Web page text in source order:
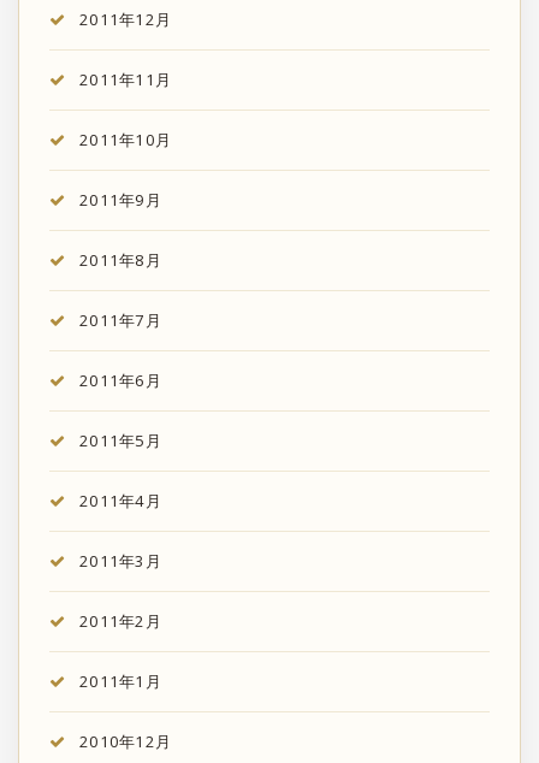
2011年12月
2011年11月
2011年10月
2011年9月
2011年8月
2011年7月
2011年6月
2011年5月
2011年4月
2011年3月
2011年2月
2011年1月
2010年12月